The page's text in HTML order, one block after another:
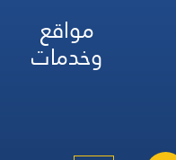
مواقع
وخدمات